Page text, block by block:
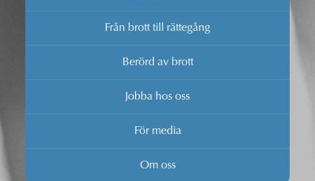
Från brott till rättegång
Berörd av brott
Jobba hos oss
För media
Om oss